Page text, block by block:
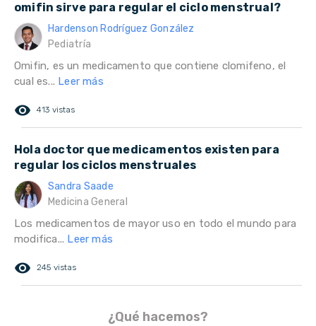
omifin sirve para regular el ciclo menstrual?
Hardenson Rodríguez González
Pediatría
Omifin, es un medicamento que contiene clomifeno, el
cual es... Leer más
remove_red_eye 413 vistas
Hola doctor que medicamentos existen para
regular los ciclos menstruales
Sandra Saade
Medicina General
Los medicamentos de mayor uso en todo el mundo para
modifica... Leer más
remove_red_eye 245 vistas
¿Qué hacemos?